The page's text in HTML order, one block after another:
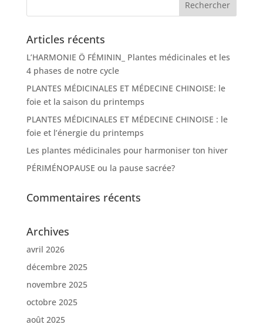
Articles récents
L’HARMONIE Ö FÉMININ_ Plantes médicinales et les
4 phases de notre cycle
PLANTES MÉDICINALES ET MÉDECINE CHINOISE: le
foie et la saison du printemps
PLANTES MÉDICINALES ET MÉDECINE CHINOISE : le
foie et l’énergie du printemps
Les plantes médicinales pour harmoniser ton hiver
PÉRIMÉNOPAUSE ou la pause sacrée?
Commentaires récents
Archives
avril 2026
décembre 2025
novembre 2025
octobre 2025
août 2025